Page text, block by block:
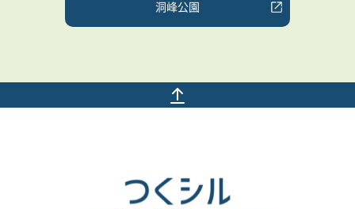
洞峰公園